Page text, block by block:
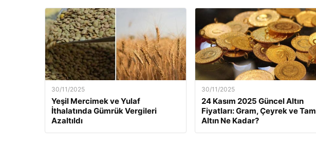
30/11/2025
Yeşil Mercimek ve Yulaf
İthalatında Gümrük Vergileri
Azaltıldı
30/11/2025
24 Kasım 2025 Güncel Altın
Fiyatları: Gram, Çeyrek ve Tam
Altın Ne Kadar?